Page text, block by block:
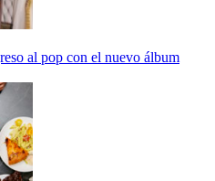
al pop con el nuevo álbum